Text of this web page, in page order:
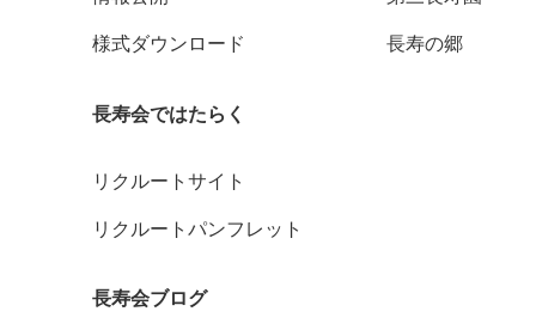
様式ダウンロード 長寿の郷
長寿会ではたらく
リクルートサイト
リクルートパンフレット
長寿会ブログ